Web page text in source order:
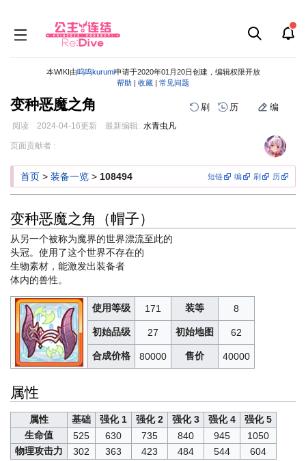
本WIKI由呜呜kurumi申请于2020年01月20日创建，编辑权限开放
帮助 | 收藏 | 常见问题
变种恶魔之角 刷 历 编
阅读 2024-04-16更新 最新编辑: 水青虫凡
跳
导
跳
搜
页面贡献者 :
短链 编 刷 历
首页 > 装备一览 > 108494
变种恶魔之角（帽子）
从另一个被称为魔界的世界漂流至此的
头冠。使用了这个世界不存在的
生物素材，能激发出装备者
体内的兽性。
使用等级 171 装等 8
初始品级 27 初始地图 62
合成价格 80000 售价 40000
属性
属性 基础 强化 1 强化 2 强化 3 强化 4
强化 5
生命值
525 630 735 840 945
1050
物理攻击力
302 363 423 484 544 604